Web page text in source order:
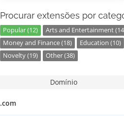
Procurar extensões por
Popular (12) Arts and Entertainment
Money and Finance (18)
Education (10)
Novelty (19)
Other (38)
Domínio
.com